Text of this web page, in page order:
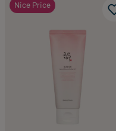
Nice Price